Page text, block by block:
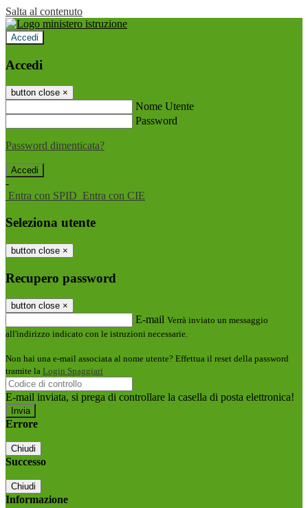
Salta al contenuto
Accedi
Accedi
button close ×
Nome Utente
Password
Password dimenticata?
-
Entra con SPID Entra con CIE
Seleziona utente
button close ×
Recupero password
button close ×
E-mail Verrà inviato un messaggio
all'indirizzo indicato con le istruzioni necessarie.
Non hai una e-mail associata al nome utente? Effettua il reset della password
tramite la Login Spaggiari
E-mail inviata, si prega di controllare la casella di posta elettronica!
Errore
Chiudi
Successo
Chiudi
Informazione